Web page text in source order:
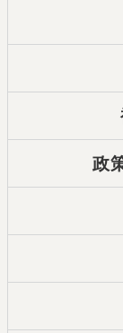
政